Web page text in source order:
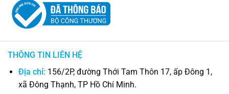
THÔNG TIN LIÊN HỆ
Địa chỉ: 156/2P, đường Thới Tam Thôn 17, ấp Đông 1,
xã Đông Thạnh, TP Hồ Chí Minh.